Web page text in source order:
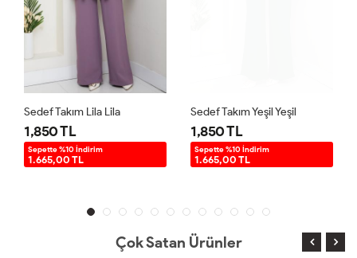
Sedef Takım Lila Lila
1,850 TL
Sepette %10 İndirim
1.665,00 TL
Sedef Takım Yeşil Yeşil
1,850 TL
Sepette %10 İndirim
1.665,00 TL
Çok Satan Ürünler